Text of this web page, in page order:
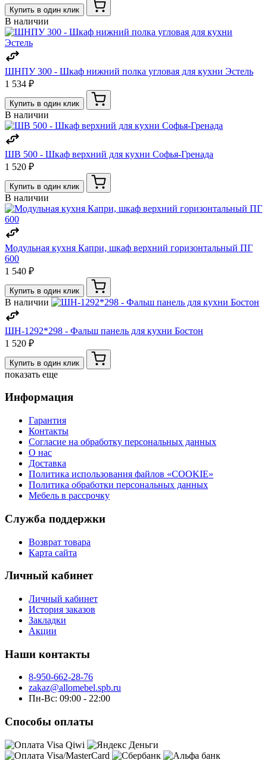
Купить в один клик
В наличии
ШНПУ 300 - Шкаф нижний полка угловая для кухни Эстель
1 534 ₽
Купить в один клик
В наличии
ШВ 500 - Шкаф верхний для кухни Софья-Гренада
1 520 ₽
Купить в один клик
В наличии
Модульная кухня Капри, шкаф верхний горизонтальный ПГ
600
1 540 ₽
Купить в один клик
В наличии
ШН-1292*298 - Фальш панель для кухни Бостон
1 520 ₽
Купить в один клик
показать еще
Информация
Гарантия
Контакты
Согласие на обработку персональных данных
О нас
Доставка
Политика использования файлов «COOKIE»
Политика обработки персональных данных
Мебель в рассрочку
Служба поддержки
Возврат товара
Карта сайта
Личный кабинет
Личный кабинет
История заказов
Закладки
Акции
Наши контакты
8-950-662-28-76
zakaz@allomebel.spb.ru
Пн-Вс: 09:00 - 22:00
Способы оплаты